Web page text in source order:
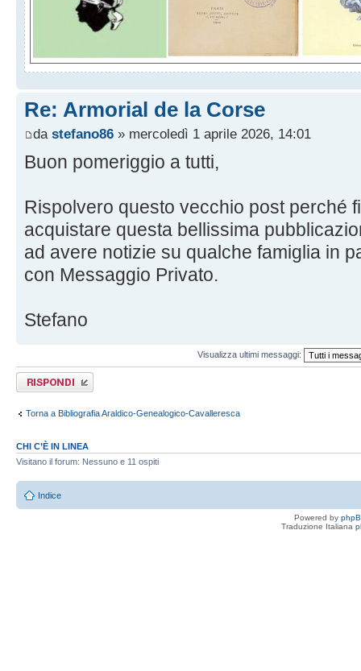
Re: Armorial de la Corse
da stefano86 » mercoledì 1 aprile 2026, 14:01
Buon pomeriggio a tutti,
Rispolvero questo vecchio post perché
acquistare questa bellissima
ad avere notizie su qualche famiglia in
con Messaggio Privato.
Stefano
Visualizza ultimi messaggi:
Rispondi al
messaggio
Torna a Bibliografia Araldico-Genealogico-Cavalleresca
CHI C’È IN LINEA
Visitano il forum: Nessuno e 11 ospiti
Indice
Powered by
Traduzione Italiana